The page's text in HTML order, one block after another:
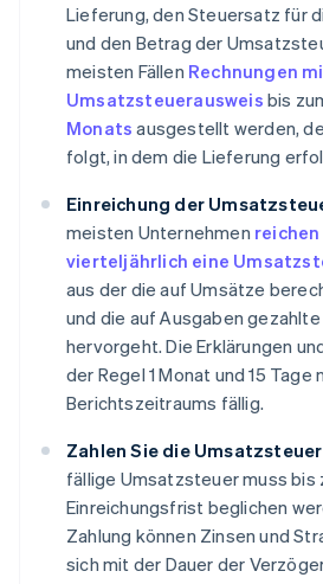
Lieferung, den Steuersatz für
und den Betrag der
meisten Fällen Rechnungen
Umsatzsteuerausweis bis
Monats ausgestellt werden,
folgt, in dem die Lieferung
Einreichung der
meisten Unternehmen
vierteljährlich eine
aus der die auf Umsätze
und die auf Ausgaben
hervorgeht. Die Erklärungen
der Regel 1 Monat und 15 Tage
Berichtszeitraums fällig.
Zahlen Sie die
fällige Umsatzsteuer muss bis
Einreichungsfrist beglichen
Zahlung können Zinsen und
sich mit der Dauer der